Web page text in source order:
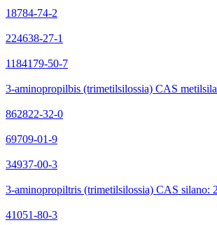
18784-74-2
224638-27-1
1184179-50-7
3-aminopropilbis (trimetilsilossia) CAS
862822-32-0
69709-01-9
34937-00-3
3-aminopropiltris (trimetilsilossia) CAS silano:
41051-80-3